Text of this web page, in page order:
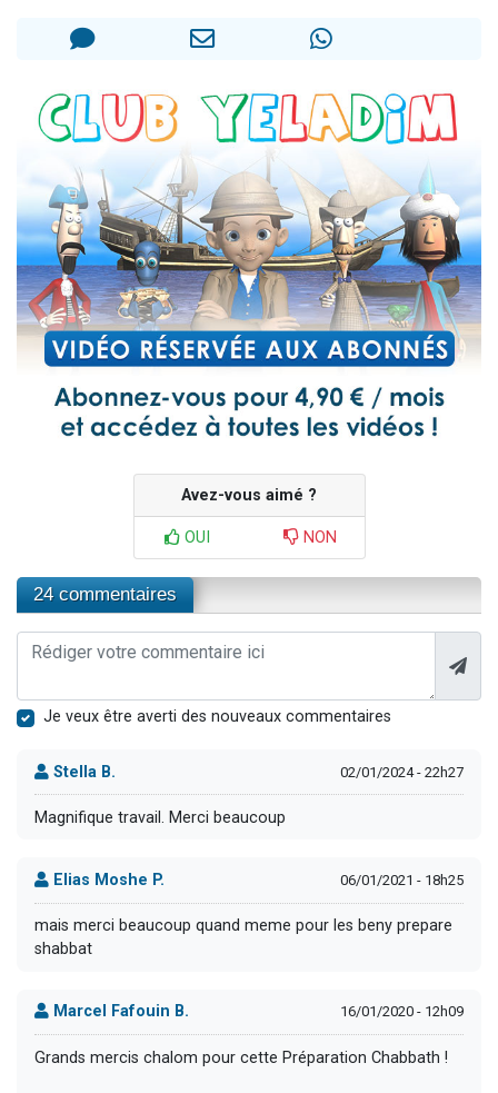
12 nouvelles musiques dans Torah-Box Music
Avez-vous aimé ?
OUI NON
24 commentaires
Je veux être averti des nouveaux commentaires
Stella B. 02/01/2024 - 22h27
Magnifique travail. Merci beaucoup
Elias Moshe P. 06/01/2021 - 18h25
mais merci beaucoup quand meme pour les beny prepare
shabbat
Marcel Fafouin B. 16/01/2020 - 12h09
Grands mercis chalom pour cette Préparation Chabbath !